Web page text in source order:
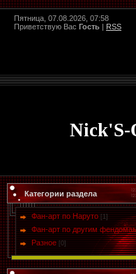
Пятница, 07.08.2026, 07:58
Приветствую Вас Гость | RSS
Nick'S-
Категории раздела
Фан-арт по Наруто [1]
Фан-арт по другим
Разное [0]